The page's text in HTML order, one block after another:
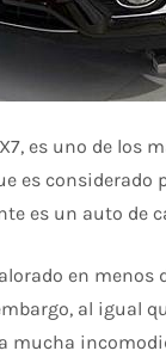
es uno de los
es
es un auto de
en menos
al igual
mucha